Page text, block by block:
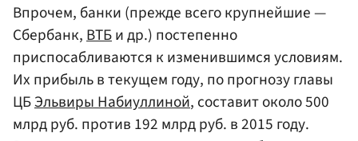
Впрочем, банки (прежде всего крупнейшие —
Сбербанк,ВТБи др.) постепенно
приспосабливаются к изменившимся условиям.
Их прибыль в текущем году, по прогнозу главы
ЦБЭльвиры Набиуллиной, составит около 500
млрд руб. против 192 млрд руб. в 2015 году.